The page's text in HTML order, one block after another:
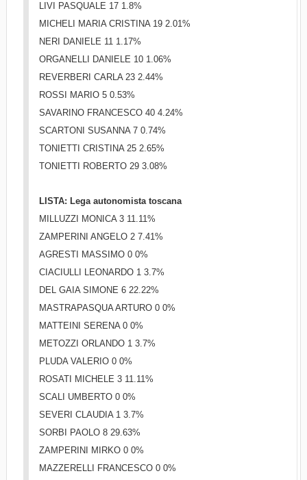
LIVI PASQUALE 17 1.8%
MICHELI MARIA CRISTINA 19 2.01%
NERI DANIELE 11 1.17%
ORGANELLI DANIELE 10 1.06%
REVERBERI CARLA 23 2.44%
ROSSI MARIO 5 0.53%
SAVARINO FRANCESCO 40 4.24%
SCARTONI SUSANNA 7 0.74%
TONIETTI CRISTINA 25 2.65%
TONIETTI ROBERTO 29 3.08%
LISTA: Lega autonomista toscana
MILLUZZI MONICA 3 11.11%
ZAMPERINI ANGELO 2 7.41%
AGRESTI MASSIMO 0 0%
CIACIULLI LEONARDO 1 3.7%
DEL GAIA SIMONE 6 22.22%
MASTRAPASQUA ARTURO 0 0%
MATTEINI SERENA 0 0%
METOZZI ORLANDO 1 3.7%
PLUDA VALERIO 0 0%
ROSATI MICHELE 3 11.11%
SCALI UMBERTO 0 0%
SEVERI CLAUDIA 1 3.7%
SORBI PAOLO 8 29.63%
ZAMPERINI MIRKO 0 0%
MAZZERELLI FRANCESCO 0 0%